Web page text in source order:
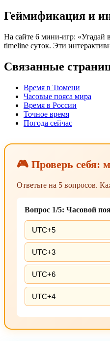
Геймификация и
На сайте 6 мини-игр: «Угадай
timeline суток. Эти
Связанные
Время в Тюмени
Часовые пояса мира
Время в России
Точное время
Погода сейчас
🎮 Проверь себя:
Ответьте на 5 вопросов.
Вопрос 1/5: Часовой
UTC+5
UTC+3
UTC+6
UTC+4